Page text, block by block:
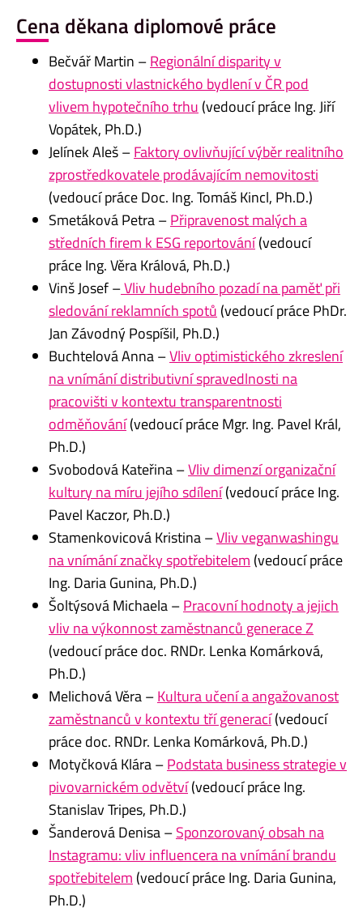
Cena děkana diplomové práce
Bečvář Martin –Regionální disparity v
dostupnosti vlastnického bydlení v ČR pod
vlivem hypotečního trhu (vedoucí práce Ing. Jiří
Vopátek, Ph.D.)
Jelínek Aleš –Faktory ovlivňující výběr realitního
zprostředkovatele prodávajícím nemovitosti
(vedoucí práce Doc. Ing. Tomáš Kincl, Ph.D.)
Smetáková Petra –Připravenost malých a
středních firem k ESG reportování(vedoucí
práce Ing. Věra Králová, Ph.D.)
Vinš Josef –Vliv hudebního pozadí na paměť při
sledování reklamních spotů (vedoucí práce PhDr.
Jan Závodný Pospíšil, Ph.D.)
Buchtelová Anna –Vliv optimistického zkreslení
na vnímání distributivní spravedlnosti na
pracovišti v kontextu transparentnosti
odměňování(vedoucí práce Mgr. Ing. Pavel Král,
Ph.D.)
Svobodová Kateřina –Vliv dimenzí organizační
kultury na míru jejího sdílení(vedoucí práce Ing.
Pavel Kaczor, Ph.D.)
Stamenkovicová Kristina –Vliv veganwashingu
na vnímání značky spotřebitelem (vedoucí práce
Ing. Daria Gunina, Ph.D.)
Šoltýsová Michaela –Pracovní hodnoty a jejich
vliv na výkonnost zaměstnanců generace Z
(vedoucí práce doc. RNDr. Lenka Komárková,
Ph.D.)
Melichová Věra –Kultura učení a angažovanost
zaměstnanců v kontextu tří generací(vedoucí
práce doc. RNDr. Lenka Komárková, Ph.D.)
Motyčková Klára –Podstata business strategie v
pivovarnickém odvětví(vedoucí práce Ing.
Stanislav Tripes, Ph.D.)
Šanderová Denisa –Sponzorovaný obsah na
Instagramu: vliv influencera na vnímání brandu
spotřebitelem (vedoucí práce Ing. Daria Gunina,
Ph.D.)